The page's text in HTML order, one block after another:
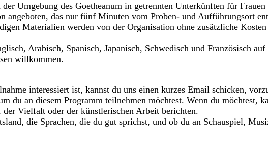
Umgebung des Goetheanum in getrennten Unterkünften für
angeboten, das nur fünf Minuten vom Proben- und Aufführungsort
Materialien werden von der Organisation ohne zusätzliche
Arabisch, Spanisch, Japanisch, Schwedisch und Französisch
willkommen.
interessiert ist, kannst du uns einen kurzes Email schicken,
du an diesem Programm teilnehmen möchtest. Wenn du möchtest,
Vielfalt oder der künstlerischen Arbeit berichten.
die Sprachen, die du gut sprichst, und ob du an Schauspiel,